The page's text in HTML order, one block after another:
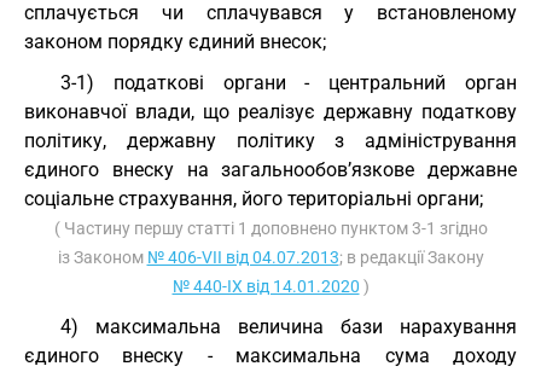
сплачується чи сплачувався у встановленому
законом порядку єдиний внесок;
3-1) податкові органи - центральний орган
виконавчої влади, що реалізує державну податкову
політику, державну політику з адміністрування
єдиного внеску на загальнообов’язкове державне
соціальне страхування, його територіальні органи;
( Частину першу статті 1 доповнено пунктом 3-1 згідно
із Законом № 406-VII від 04.07.2013; в редакції Закону
№ 440-IX від 14.01.2020 )
4) максимальна величина бази нарахування
єдиного внеску - максимальна сума доходу